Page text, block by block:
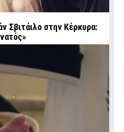
Σβιτάιλο στην Κέρκυρα: